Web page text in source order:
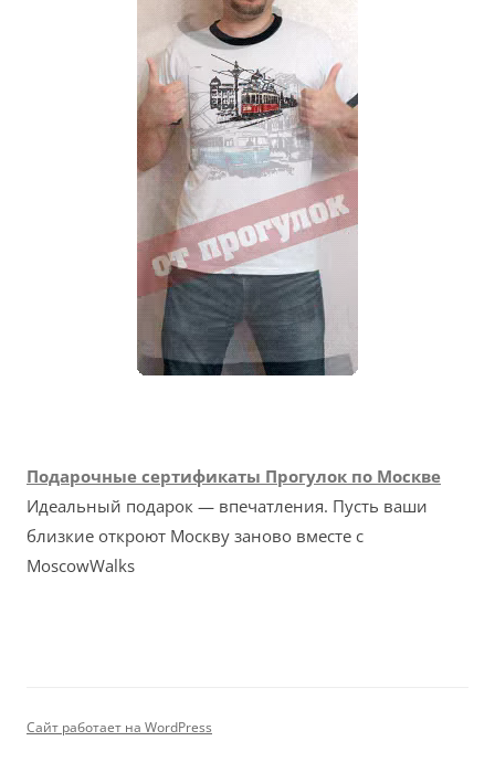
Подарочные сертификаты Прогулок по Москве
Идеальный подарок — впечатления. Пусть ваши
близкие откроют Москву заново вместе с
MoscowWalks
Сайт работает на WordPress